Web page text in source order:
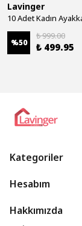
Lavinger
%50
₺ 999.00
₺ 499.95
Kategoriler
Hesabım
Hakkımızda